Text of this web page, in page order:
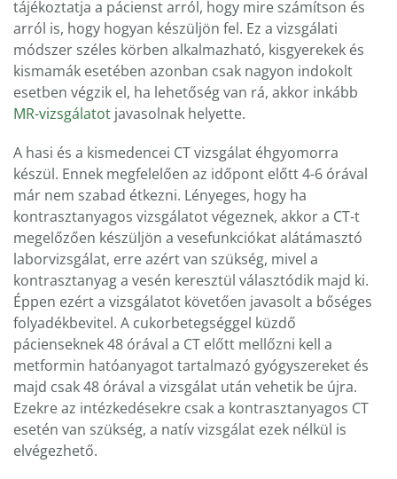
tájékoztatja a pácienst arról, hogy mire számítson és
arról is, hogy hogyan készüljön fel. Ez a vizsgálati
módszer széles körben alkalmazható, kisgyerekek és
kismamák esetében azonban csak nagyon indokolt
esetben végzik el, ha lehetőség van rá, akkor inkább
MR-vizsgálatot javasolnak helyette.
A hasi és a kismedencei CT vizsgálat éhgyomorra
készül. Ennek megfelelően az időpont előtt 4-6 órával
már nem szabad étkezni. Lényeges, hogy ha
kontrasztanyagos vizsgálatot végeznek, akkor a CT-t
megelőzően készüljön a vesefunkciókat alátámasztó
laborvizsgálat, erre azért van szükség, mivel a
kontrasztanyag a vesén keresztül választódik majd ki.
Éppen ezért a vizsgálatot követően javasolt a bőséges
folyadékbevitel. A cukorbetegséggel küzdő
pácienseknek 48 órával a CT előtt mellőzni kell a
metformin hatóanyagot tartalmazó gyógyszereket és
majd csak 48 órával a vizsgálat után vehetik be újra.
Ezekre az intézkedésekre csak a kontrasztanyagos CT
esetén van szükség, a natív vizsgálat ezek nélkül is
elvégezhető.